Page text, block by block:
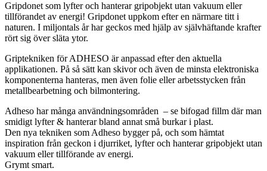
Gripdonet som lyfter och hanterar gripobjekt utan vakuum eller
tillförandet av energi! Gripdonet uppkom efter en närmare titt i
naturen. I miljontals år har geckos med hjälp av självhäftande krafter
rört sig över släta ytor.
Griptekniken för ADHESO är anpassad efter den aktuella
applikationen. På så sätt kan skivor och även de minsta elektroniska
komponenterna hanteras, men även folie eller arbetsstycken från
metallbearbetning och bilmontering.
Adheso har många användningsområden – se bifogad fillm där man
smidigt lyfter & hanterar bland annat små burkar i plast.
Den nya tekniken som Adheso bygger på, och som hämtat
inspiration från geckon i djurriket, lyfter och hanterar gripobjekt utan
vakuum eller tillförande av energi.
Grymt smart.